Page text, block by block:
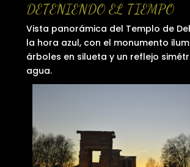
DETENIENDO EL TIEMPO
Vista panorámica del Templo de
la hora azul, con el monumento
árboles en silueta y un reflejo
agua.